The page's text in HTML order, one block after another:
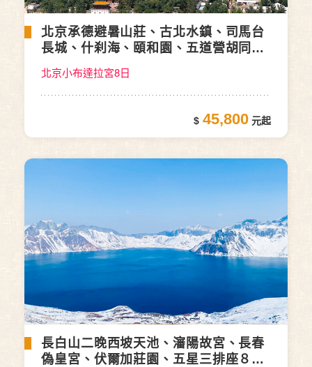
北京承德避暑山莊、古北水鎮、司馬台
長城、什刹海、頤和園、五道營胡同、
北京小布達拉宮8日
45,800
長白山二晚西坡天池、瀋陽故宮、長春
偽皇宮、伏爾加莊園、五星三排座８日